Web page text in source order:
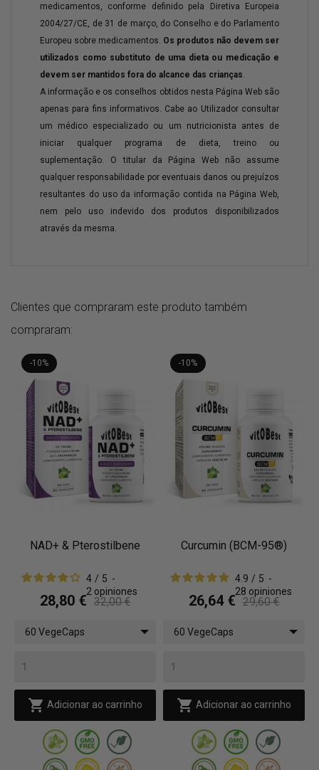
medicamentos, conforme definido pela Diretiva Europeia
2004/27/CE, de 31 de março, do Conselho e do Parlamento
Europeu sobre medicamentos. Os produtos não devem ser
utilizados como substituto de uma dieta ou medicação e
devem ser mantidos fora do alcance das crianças.
A informação e os conselhos obtidos nesta Página Web são
apenas para fins informativos. Cabe ao Utilizador consultar
um médico especializado ou um nutricionista antes de
iniciar qualquer programa de dieta, treino ou
suplementação. O titular da Página Web não assume
qualquer responsabilidade por eventuais danos ou prejuízos
resultantes do uso da informação contida na Página Web,
nem pelo uso indevido dos produtos disponibilizados
através da mesma.
Clientes que compraram este produto também
compraram:
-10%
NAD+ & Pterostilbene
4 / 5 -
2 opiniones
28,80 € 32,00 €
60 VegeCaps
 Adicionar ao carrinho
-10%
Curcumin (BCM-95®)
4.9 / 5 -
28 opiniones
26,64 € 29,60 €
60 VegeCaps
 Adicionar ao carrinho